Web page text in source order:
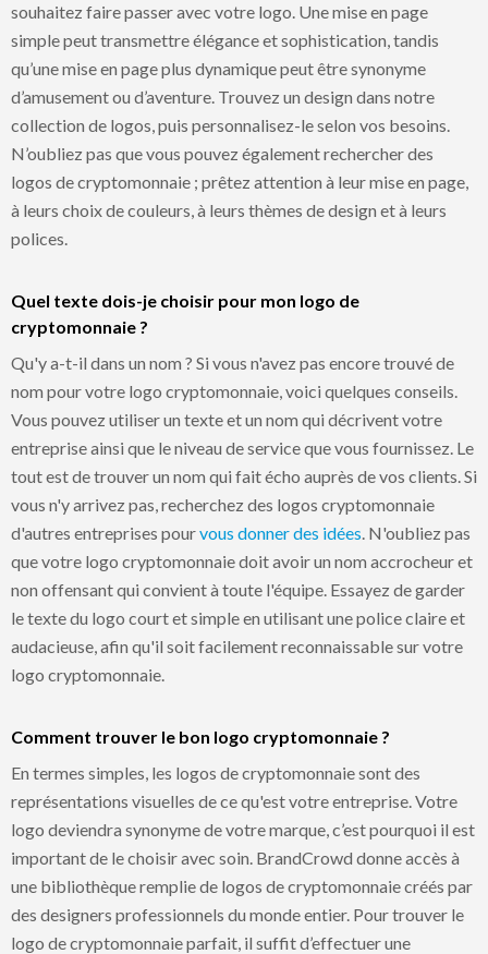
souhaitez faire passer avec votre logo. Une mise en page
simple peut transmettre élégance et sophistication, tandis
qu’une mise en page plus dynamique peut être synonyme
d’amusement ou d’aventure. Trouvez un design dans notre
collection de logos, puis personnalisez-le selon vos besoins.
N’oubliez pas que vous pouvez également rechercher des
logos de cryptomonnaie ; prêtez attention à leur mise en page,
à leurs choix de couleurs, à leurs thèmes de design et à leurs
polices.
Quel texte dois-je choisir pour mon logo de
cryptomonnaie ?
Qu'y a-t-il dans un nom ? Si vous n'avez pas encore trouvé de
nom pour votre logo cryptomonnaie, voici quelques conseils.
Vous pouvez utiliser un texte et un nom qui décrivent votre
entreprise ainsi que le niveau de service que vous fournissez. Le
tout est de trouver un nom qui fait écho auprès de vos clients. Si
vous n'y arrivez pas, recherchez des logos cryptomonnaie
d'autres entreprises pourvous donner des idées . N'oubliez pas
que votre logo cryptomonnaie doit avoir un nom accrocheur et
non offensant qui convient à toute l'équipe. Essayez de garder
le texte du logo court et simple en utilisant une police claire et
audacieuse, afin qu'il soit facilement reconnaissable sur votre
logo cryptomonnaie.
Comment trouver le bon logo cryptomonnaie ?
En termes simples, les logos de cryptomonnaie sont des
représentations visuelles de ce qu'est votre entreprise. Votre
logo deviendra synonyme de votre marque, c’est pourquoi il est
important de le choisir avec soin. BrandCrowd donne accès à
une bibliothèque remplie de logos de cryptomonnaie créés par
des designers professionnels du monde entier. Pour trouver le
logo de cryptomonnaie parfait, il suffit d’effectuer une